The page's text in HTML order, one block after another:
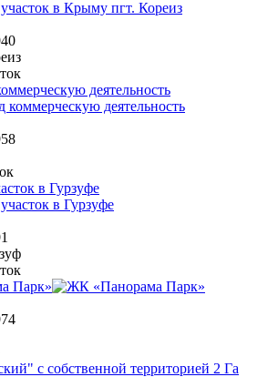
деятельность
в Гурзуфе
Парк»
с собственной территорией 2 Га